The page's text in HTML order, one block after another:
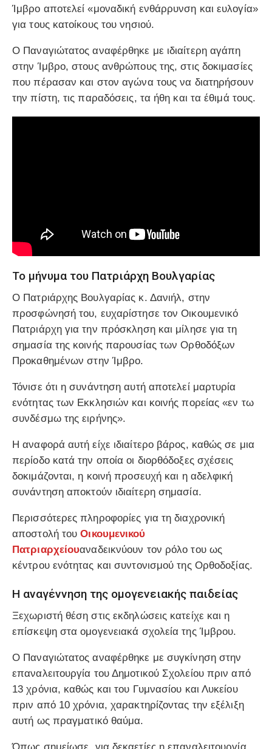
Ίμβρο αποτελεί «μοναδική ενθάρρυνση και ευλογία»
για τους κατοίκους του νησιού.
Ο Παναγιώτατος αναφέρθηκε με ιδιαίτερη αγάπη
στην Ίμβρο, στους ανθρώπους της, στις δοκιμασίες
που πέρασαν και στον αγώνα τους να διατηρήσουν
την πίστη, τις παραδόσεις, τα ήθη και τα έθιμά τους.
Το μήνυμα του Πατριάρχη Βουλγαρίας
Ο Πατριάρχης Βουλγαρίας κ. Δανιήλ, στην
προσφώνησή του, ευχαρίστησε τον Οικουμενικό
Πατριάρχη για την πρόσκληση και μίλησε για τη
σημασία της κοινής παρουσίας των Ορθοδόξων
Προκαθημένων στην Ίμβρο.
Τόνισε ότι η συνάντηση αυτή αποτελεί μαρτυρία
ενότητας των Εκκλησιών και κοινής πορείας «εν τω
συνδέσμω της ειρήνης».
Η αναφορά αυτή είχε ιδιαίτερο βάρος, καθώς σε μια
περίοδο κατά την οποία οι διορθόδοξες σχέσεις
δοκιμάζονται, η κοινή προσευχή και η αδελφική
συνάντηση αποκτούν ιδιαίτερη σημασία.
Περισσότερες πληροφορίες για τη διαχρονική
αποστολή τουΟικουμενικού
Πατριαρχείουαναδεικνύουν τον ρόλο του ως
κέντρου ενότητας και συντονισμού της Ορθοδοξίας.
Η αναγέννηση της ομογενειακής παιδείας
Ξεχωριστή θέση στις εκδηλώσεις κατείχε και η
επίσκεψη στα ομογενειακά σχολεία της Ίμβρου.
Ο Παναγιώτατος αναφέρθηκε με συγκίνηση στην
επαναλειτουργία του Δημοτικού Σχολείου πριν από
13 χρόνια, καθώς και του Γυμνασίου και Λυκείου
πριν από 10 χρόνια, χαρακτηρίζοντας την εξέλιξη
αυτή ως πραγματικό θαύμα.